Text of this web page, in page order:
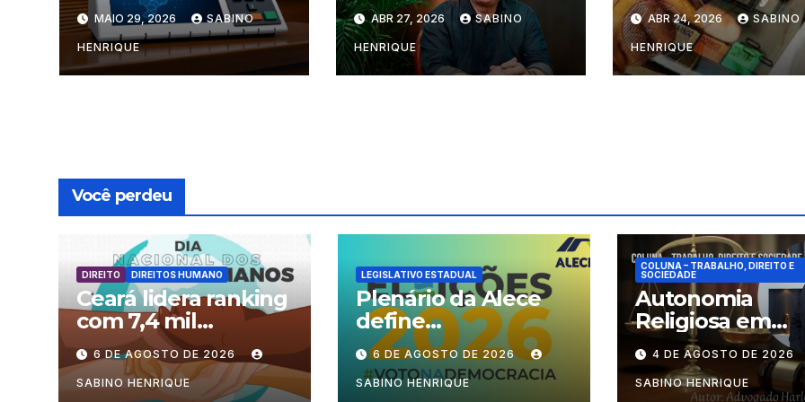
deputado federal
no Ceará
MAIO 29, 2026 SABINO
HENRIQUE
pré-campanha
ABR 27, 2026 SABINO
HENRIQUE
ABR 24, 2026 SABINO
HENRIQUE
Você perdeu
DIREITO DIREITOS HUMANO
Ceará lidera ranking
com 7,4 mil
processos no país
6 DE AGOSTO DE 2026
SABINO HENRIQUE
LEGISLATIVO ESTADUAL
Plenário da Alece
define
funcionamento das
sessões durante o
período eleitoral
6 DE AGOSTO DE 2026
SABINO HENRIQUE
COLUNA – TRABALHO, DIREITO E
SOCIEDADE
Autonomia
Religiosa em
Julgamento:
decide as
dentro dos
4 DE AGOSTO DE 2026
SABINO HENRIQUE